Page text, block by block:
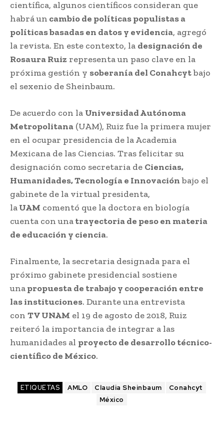
científica, algunos científicos consideran que
habrá un cambio de políticas populistas a
políticas basadas en datos y evidencia, agregó
la revista. En este contexto, la designación de
Rosaura Ruiz representa un paso clave en la
próxima gestión y soberanía del Conahcytbajo
el sexenio de Sheinbaum.
De acuerdo con la Universidad Autónoma
Metropolitana (UAM), Ruiz fue la primera mujer
en el ocupar presidencia de la Academia
Mexicana de las Ciencias. Tras felicitar su
designación como secretaria de Ciencias,
Humanidades, Tecnología e Innovaciónbajo el
gabinete de la virtual presidenta,
laUAM comentó que la doctora en biología
cuenta con unatrayectoria de peso en materia
de educación y ciencia.
Finalmente, la secretaria designada para el
próximo gabinete presidencial sostiene
unapropuesta de trabajo y cooperación entre
las instituciones. Durante una entrevista
con TV UNAM el 19 de agosto de 2018, Ruiz
reiteró la importancia de integrar a las
humanidades al proyecto de desarrollo técnico-
científico de México.
ETIQUETAS AMLO Claudia Sheinbaum
Conahcyt
México